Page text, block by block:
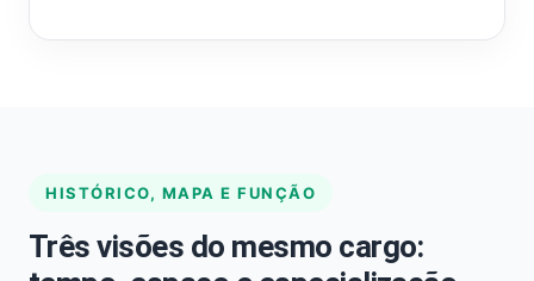
HISTÓRICO, MAPA E FUNÇÃO
Três visões do mesmo cargo: